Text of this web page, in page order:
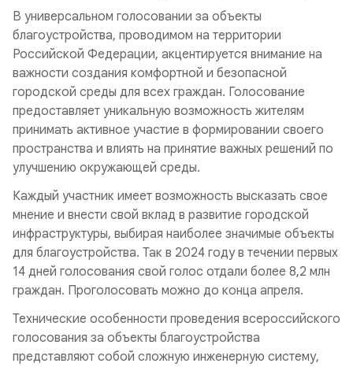
В универсальном голосовании за объекты
благоустройства, проводимом на территории
Российской Федерации, акцентируется внимание на
важности создания комфортной и безопасной
городской среды для всех граждан. Голосование
предоставляет уникальную возможность жителям
принимать активное участие в формировании своего
пространства и влиять на принятие важных решений по
улучшению окружающей среды.
Каждый участник имеет возможность высказать свое
мнение и внести свой вклад в развитие городской
инфраструктуры, выбирая наиболее значимые объекты
для благоустройства. Так в 2024 году в течении первых
14 дней голосования свой голос отдали более 8,2 млн
граждан. Проголосовать можно до конца апреля.
Технические особенности проведения всероссийского
голосования за объекты благоустройства
представляют собой сложную инженерную систему,